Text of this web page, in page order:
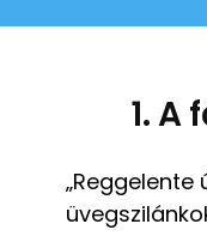
1. A
„Reggelente